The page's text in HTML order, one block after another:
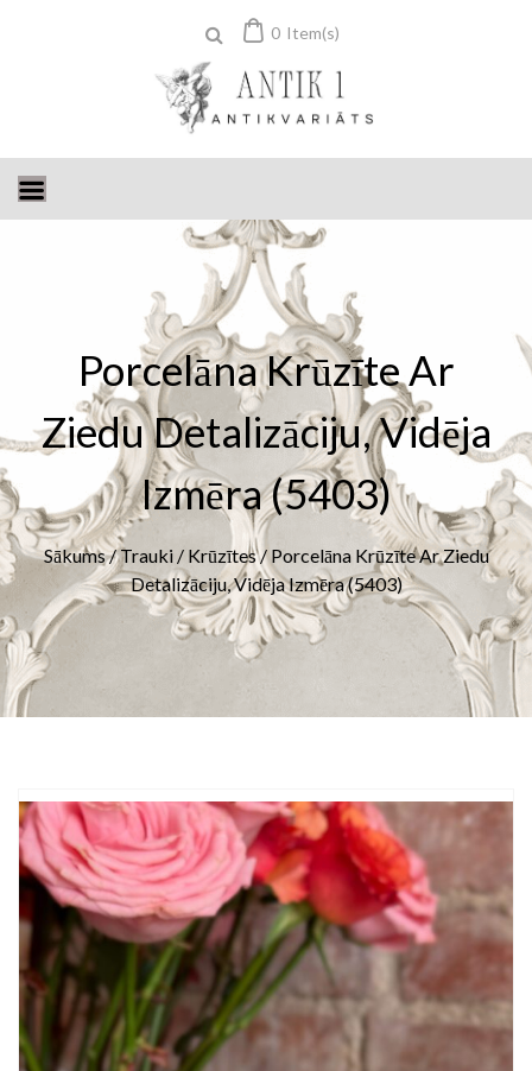
0 Item(s)
Porcelāna Krūzīte Ar
Ziedu Detalizāciju, Vidēja
Izmēra (5403)
Sākums/Trauki/ Krūzītes/ Porcelāna Krūzīte Ar Ziedu
Detalizāciju, Vidēja Izmēra (5403)